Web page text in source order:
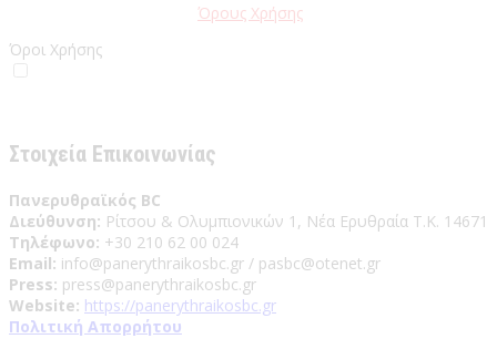
Όρους Χρήσης
Όροι Χρήσης
Στοιχεία Επικοινωνίας
Πανερυθραϊκός BC
Διεύθυνση: Ρίτσου & Ολυμπιονικών 1, Νέα Ερυθραία Τ.Κ. 14671
Τηλέφωνο: +30 210 62 00 024
Email: info@panerythraikosbc.gr / pasbc@otenet.gr
Press: press@panerythraikosbc.gr
Website: https://panerythraikosbc.gr
Πολιτική Απορρήτου